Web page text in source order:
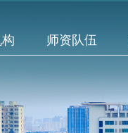
师资队伍